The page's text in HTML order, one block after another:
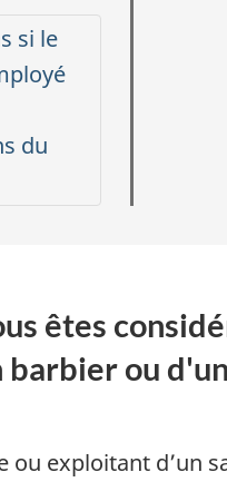
si le
du
êtes
ou
ou exploitant d’un